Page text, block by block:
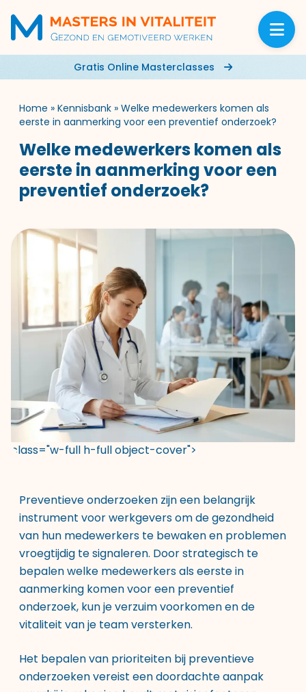
Gratis Online Masterclasses
Home » Kennisbank » Welke medewerkers komen als
eerste in aanmerking voor een preventief onderzoek?
Welke medewerkers komen als
eerste in aanmerking voor een
preventief onderzoek?
class="w-full h-full object-cover">
Preventieve onderzoeken zijn een belangrijk
instrument voor werkgevers om de gezondheid
van hun medewerkers te bewaken en problemen
vroegtijdig te signaleren. Door strategisch te
bepalen welke medewerkers als eerste in
aanmerking komen voor een preventief
onderzoek, kun je verzuim voorkomen en de
vitaliteit van je team versterken.
Het bepalen van prioriteiten bij preventieve
onderzoeken vereist een doordachte aanpak